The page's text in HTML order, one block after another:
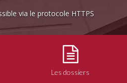
via le protocole HTTPS
Les dossiers